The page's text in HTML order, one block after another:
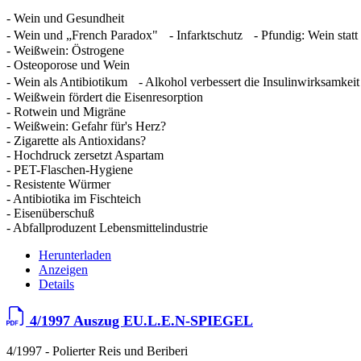
- Wein und Gesundheit
- Wein und „French Paradox" - Infarktschutz - Pfundig: Wein statt
- Weißwein: Östrogene
- Osteoporose und Wein
- Wein als Antibiotikum - Alkohol verbessert die Insulinwirksamkeit
- Weißwein fördert die Eisenresorption
- Rotwein und Migräne
- Weißwein: Gefahr für's Herz?
- Zigarette als Antioxidans?
- Hochdruck zersetzt Aspartam
- PET-Flaschen-Hygiene
- Resistente Würmer
- Antibiotika im Fischteich
- Eisenüberschuß
- Abfallproduzent Lebensmittelindustrie
Herunterladen
Anzeigen
Details
4/1997 Auszug EU.L.E.N-SPIEGEL
4/1997 - Polierter Reis und Beriberi